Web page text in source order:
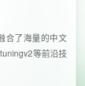
合了海量的中文
等前沿技